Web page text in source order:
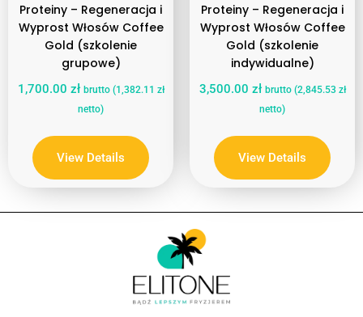
Proteiny – Regeneracja i
Wyprost Włosów Coffee
Gold (szkolenie
grupowe)
1,700.00 zł brutto (1,382.11 zł
netto)
View Details
Proteiny – Regeneracja i
Wyprost Włosów Coffee
Gold (szkolenie
indywidualne)
3,500.00 zł brutto (2,845.53 zł
netto)
View Details